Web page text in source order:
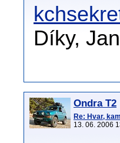
Díky,
Ondra T2
Re: Hvar,
13. 06. 2006